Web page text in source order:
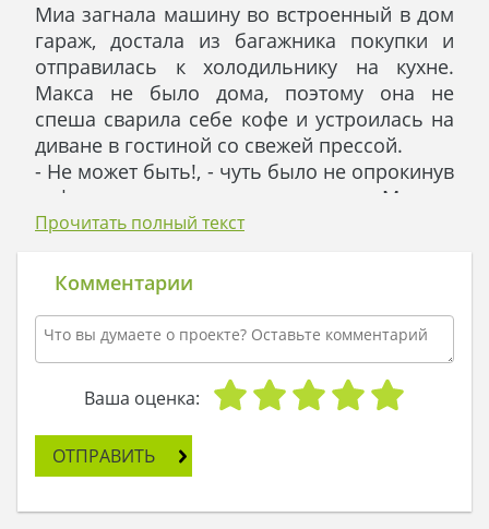
Миа загнала машину во встроенный в дом
гараж, достала из багажника покупки и
отправилась к холодильнику на кухне.
Макса не было дома, поэтому она не
спеша сварила себе кофе и устроилась на
диване в гостиной со свежей прессой.
- Не может быть!, - чуть было не опрокинув
кофе от радости, прокричала Миа, -
мебельная выставка с Милана приезжает к
Она оставила в покое журнал и бросилась
к телефону. Когда все подруги были
обзвонены, введены в курс дела, то Миа
застыла посреди гостиной их с Максом
одноэтажного дома, критично оглядывая
интерьер.
- Так, мебель буду выбирать только в
современном стиле, как и наш дом, -
нельзя лучше подойдет угловой диван
Прочитать полный текст
Комментарии
Ваша оценка:
ОТПРАВИТЬ